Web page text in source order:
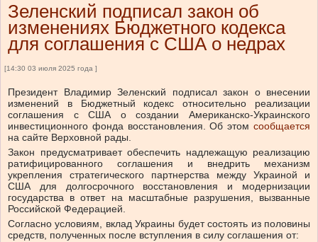
Зеленский подписал закон об
изменениях Бюджетного кодекса
для соглашения с США о недрах
[14:30 03 июля 2025 года ]
Президент Владимир Зеленский подписал закон о внесении
изменений в Бюджетный кодекс относительно реализации
соглашения с США о создании Американско-Украинского
инвестиционного фонда восстановления. Об этом сообщается
на сайте Верховной рады.
Закон предусматривает обеспечить надлежащую реализацию
ратифицированного соглашения и внедрить механизм
укрепления стратегического партнерства между Украиной и
США для долгосрочного восстановления и модернизации
государства в ответ на масштабные разрушения, вызванные
Российской Федерацией.
Согласно условиям, вклад Украины будет состоять из половины
средств, полученных после вступления в силу соглашения от: